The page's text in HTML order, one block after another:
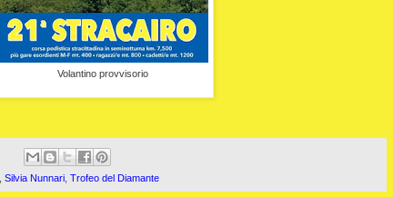
Volantino provvisorio
Silvia Nunnari Trofeo del Diamante